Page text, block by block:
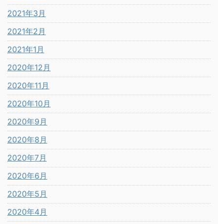
2021年3月
2021年2月
2021年1月
2020年12月
2020年11月
2020年10月
2020年9月
2020年8月
2020年7月
2020年6月
2020年5月
2020年4月